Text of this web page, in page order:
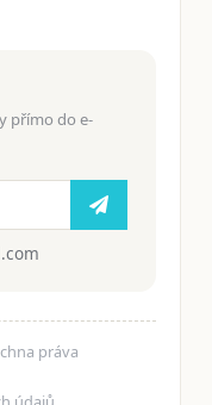
přímo do e-
práva